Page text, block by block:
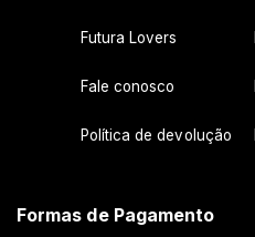
Futura Lovers
Fale conosco
Política de devolução
Formas de Pagamento